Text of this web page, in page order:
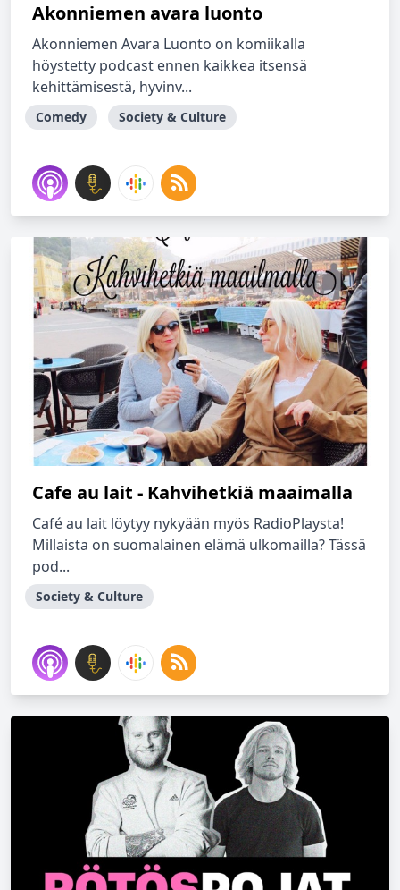
Akonniemen avara luonto
Akonniemen Avara Luonto on komiikalla
höystetty podcast ennen kaikkea itsensä
kehittämisestä, hyvinv...
Comedy Society & Culture
Cafe au lait - Kahvihetkiä maaimalla
Café au lait löytyy nykyään myös RadioPlaysta!
Millaista on suomalainen elämä ulkomailla? Tässä
pod...
Society & Culture